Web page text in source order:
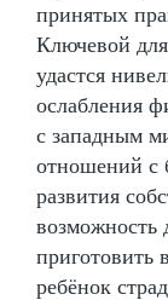
принятых
Ключевой
удастся
ослабления
с западным
отношений с
развития
возможность
приготовить
ребёнок